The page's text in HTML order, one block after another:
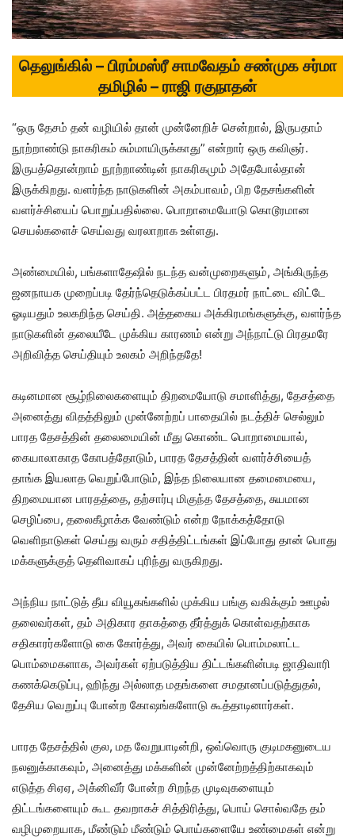
தெலுங்கில் – பிரம்மஸ்ரீ சாமவேதம் சண்முக சர்மா
தமிழில் – ராஜி ரகுநாதன்
“ஒரு தேசம் தன் வழியில் தான் முன்னேறிச் சென்றால், இருபதாம்
நூற்றாண்டு நாகரிகம் சும்மாயிருக்காது” என்றார் ஒரு கவிஞர்.
இருபத்தொன்றாம் நூற்றாண்டின் நாகரிகமும் அதேபோல்தான்
இருக்கிறது. வளர்ந்த நாடுகளின் அகம்பாவம், பிற தேசங்களின்
வளர்ச்சியைப் பொறுப்பதில்லை. பொறாமையோடு கொடூரமான
செயல்களைச் செய்வது வரலாறாக உள்ளது.
அண்மையில், பங்களாதேஷில் நடந்த வன்முறைகளும், அங்கிருந்த
ஜனநாயக முறைப்படி தேர்ந்தெடுக்கப்பட்ட பிரதமர் நாட்டை விட்டே
ஓடியதும் உலகறிந்த செய்தி. அத்தகைய அக்கிரமங்களுக்கு, வளர்ந்த
நாடுகளின் தலையீடே முக்கிய காரணம் என்று அந்நாட்டு பிரதமரே
அறிவித்த செய்தியும் உலகம் அறிந்ததே!
கடினமான சூழ்நிலைகளையும் திறமையோடு சமாளித்து, தேசத்தை
அனைத்து விதத்திலும் முன்னேற்றப் பாதையில் நடத்திச் செல்லும்
பாரத தேசத்தின் தலைமையின் மீது கொண்ட பொறாமையால்,
கையாலாகாத கோபத்தோடும், பாரத தேசத்தின் வளர்ச்சியைத்
தாங்க இயலாத வெறுப்போடும், இந்த நிலையான தமைமையை,
திறமையான பாரதத்தை, தற்சார்பு மிகுந்த தேசத்தை, சுயமான
செழிப்பை, தலைகீழாக்க வேண்டும் என்ற நோக்கத்தோடு
வெளிநாடுகள் செய்து வரும் சதித்திட்டங்கள் இப்போது தான் பொது
மக்களுக்குத் தெளிவாகப் புரிந்து வருகிறது.
அந்நிய நாட்டுத் தீய வியூகங்களில் முக்கிய பங்கு வகிக்கும் ஊழல்
தலைவர்கள், தம் அதிகார தாகத்தை தீர்த்துக் கொள்வதற்காக
சதிகாரர்களோடு கை கோர்த்து, அவர் கையில் பொம்மலாட்ட
பொம்மைகளாக, அவர்கள் ஏற்படுத்திய திட்டங்களின்படி ஜாதிவாரி
கணக்கெடுப்பு, ஹிந்து அல்லாத மதங்களை சமதானப்படுத்துதல்,
தேசிய வெறுப்பு போன்ற கோஷங்களோடு கூத்தாடினார்கள்.
பாரத தேசத்தில் குல, மத வேறுபாடின்றி, ஒவ்வொரு குடிமகனுடைய
நலனுக்காகவும், அனைத்து மக்களின் முன்னேற்றத்திற்காகவும்
எடுத்த சிஏஏ, அக்னிவீர் போன்ற சிறந்த முடிவுகளையும்
திட்டங்களையும் கூட தவறாகச் சித்திரித்து, பொய் சொல்வதே தம்
வழிமுறையாக, மீண்டும் மீண்டும் பொய்களையே உண்மைகள் என்று